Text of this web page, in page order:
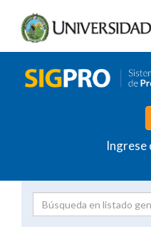
Ingrese